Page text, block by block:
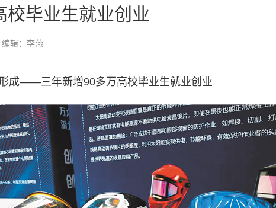
校毕业生就业创业
编辑：李燕
——三年新增90多万高校毕业生就业创业